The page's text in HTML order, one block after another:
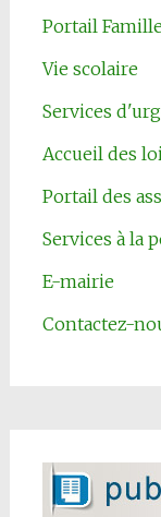
Portail Famille
Vie scolaire
Services
Accueil des
Portail des
Services à la
E-mairie
Contactez-